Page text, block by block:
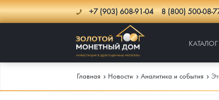
+7 (903) 608-91-04 8 (800) 500-08-
КАТАЛОГ
Главная Новости Аналитика и события